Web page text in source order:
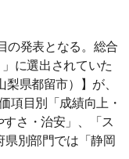
の発表となる。総合
に選出されていた
県都留市）】が、
項目別「成績向上・
さ・治安」、「ス
県別部門では「静岡